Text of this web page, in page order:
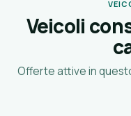
Veicoli
Offerte attive in